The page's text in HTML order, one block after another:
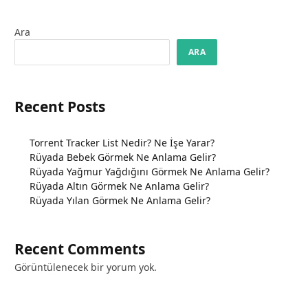
Ara
ARA
Recent Posts
Torrent Tracker List Nedir? Ne İşe Yarar?
Rüyada Bebek Görmek Ne Anlama Gelir?
Rüyada Yağmur Yağdığını Görmek Ne Anlama Gelir?
Rüyada Altın Görmek Ne Anlama Gelir?
Rüyada Yılan Görmek Ne Anlama Gelir?
Recent Comments
Görüntülenecek bir yorum yok.